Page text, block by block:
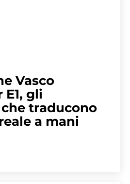
Vasco
gli
traducono
a mani